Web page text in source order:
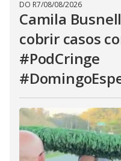
DO R7/08/08/2026
Camila
cobrir casos
#PodCringe